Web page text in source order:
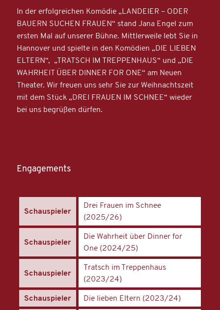
In der erfolgreichen Komödie „LANDEIER – ODER
BAUERN SUCHEN FRAUEN“ stand Jana Engel zum
ersten Mal auf unserer Bühne. Mittlerweile lebt Sie in
Hannover und spielte in den Komödien „DIE LIEBEN
ELTERN“, „TRATSCH IM TREPPENHAUS“ und „DIE
WAHRHEIT ÜBER DINNER FOR ONE“ am Neuen
Theater. Wir freuen uns sehr Sie zur Weihnachtszeit
mit dem Stück „DREI FRAUEN IM SCHNEE“ wieder
bei uns begrüßen dürfen.
Engagements
Schauspieler
Drei Frauen im Schnee
(2025/26)
Schauspieler
Die Wahrheit über Dinner for
One (2024/25)
Schauspieler
Tratsch im Treppenhaus
(2023/24)
Schauspieler Die lieben Eltern (2023/24)